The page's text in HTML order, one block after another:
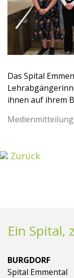
Das Spital
ihnen auf ihrem
Medienmitteilung
Zurück
Ein Spital,
BURGDORF
Spital Emmental